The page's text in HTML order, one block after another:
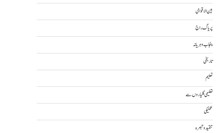
بین الاقوامی
پریاگ راج
پنجاب و ہریانہ
تاریخی
تعلیم
تعلیمی گلیاروں سے
تکنیکی
تنقید و تبصرہ